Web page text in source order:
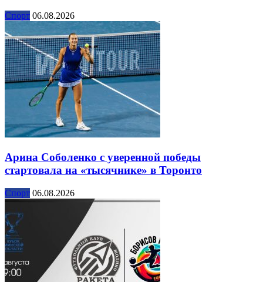
Спорт 06.08.2026
Арина Соболенко с уверенной победы
стартовала на «тысячнике» в Торонто
Спорт 06.08.2026